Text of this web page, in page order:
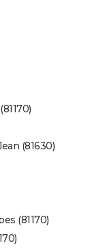
(81630)
(81170)